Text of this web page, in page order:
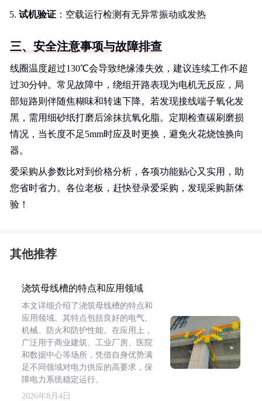
试机验证 ：空载运行检测有无异常振动或发热
三、安全注意事项与故障排查
线圈温度超过130℃会导致绝缘漆失效，建议连续工作不超
过30分钟。常见故障中，绕组开路表现为电机无反应，局
部短路则伴随焦糊味和转速下降。若发现接线端子氧化发
黑，需用细砂纸打磨后涂抹抗氧化脂。定期检查碳刷磨损
情况，当长度不足5mm时应及时更换，避免火花烧蚀换向
器。
爱采购从参数比对到价格分析，各项功能贴心又实用，助
您省时省力。各位老板，赶快登录爱采购，发现采购新体
验！
其他推荐
浇筑母线槽的特点和应用领域
本文详细介绍了浇筑母线槽的特点和
应用领域。其特点包括良好的电气、
机械、防火和防护性能。在应用上，
广泛用于商业建筑、工业厂房、医院
和数据中心等场所，凭借自身优势满
足不同领域对电力供应的高要求，保
障电力系统稳定运行。
2026年8月4日